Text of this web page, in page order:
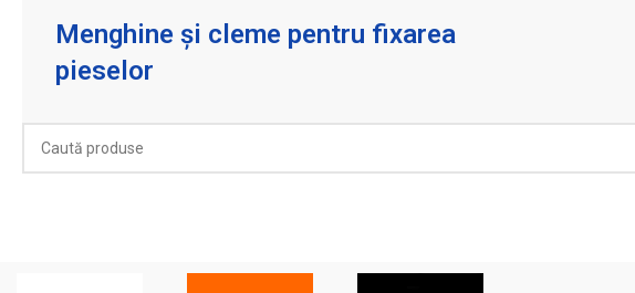
Menghine și cleme pentru fixarea
pieselor